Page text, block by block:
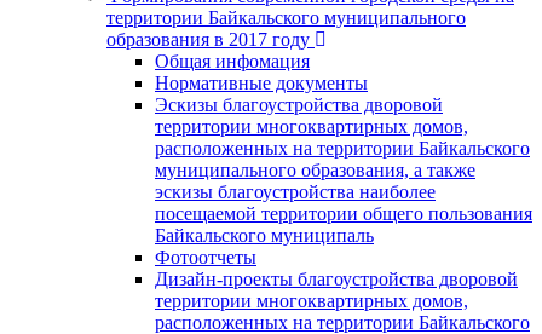
территории Байкальского муниципального
образования в 2017 году
Общая инфомация
Нормативные документы
Эскизы благоустройства дворовой
территории многоквартирных домов,
расположенных на территории Байкальского
муниципального образования, а также
эскизы благоустройства наиболее
посещаемой территории общего пользования
Байкальского муниципаль
Фотоотчеты
Дизайн-проекты благоустройства дворовой
территории многоквартирных домов,
расположенных на территории Байкальского